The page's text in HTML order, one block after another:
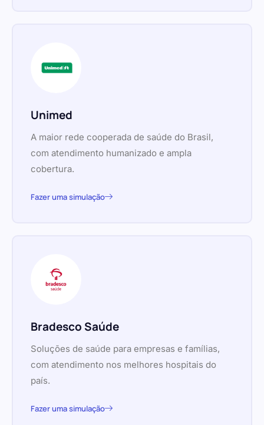
Unimed
A maior rede cooperada de saúde do Brasil,
com atendimento humanizado e ampla
cobertura.
Fazer uma simulação
Bradesco Saúde
Soluções de saúde para empresas e famílias,
com atendimento nos melhores hospitais do
país.
Fazer uma simulação